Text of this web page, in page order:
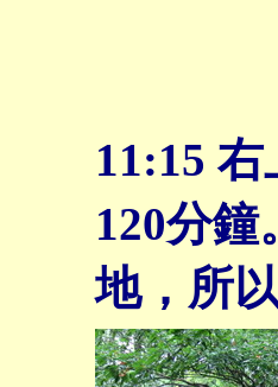
11:15 右
120分
地，所